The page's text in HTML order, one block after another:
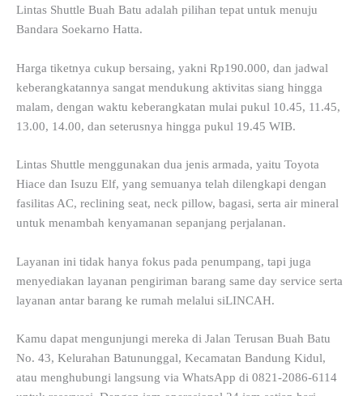
Lintas Shuttle Buah Batu adalah pilihan tepat untuk menuju
Bandara Soekarno Hatta.
Harga tiketnya cukup bersaing, yakni Rp190.000, dan jadwal
keberangkatannya sangat mendukung aktivitas siang hingga
malam, dengan waktu keberangkatan mulai pukul 10.45, 11.45,
13.00, 14.00, dan seterusnya hingga pukul 19.45 WIB.
Lintas Shuttle menggunakan dua jenis armada, yaitu Toyota
Hiace dan Isuzu Elf, yang semuanya telah dilengkapi dengan
fasilitas AC, reclining seat, neck pillow, bagasi, serta air mineral
untuk menambah kenyamanan sepanjang perjalanan.
Layanan ini tidak hanya fokus pada penumpang, tapi juga
menyediakan layanan pengiriman barang same day service serta
layanan antar barang ke rumah melalui siLINCAH.
Kamu dapat mengunjungi mereka di Jalan Terusan Buah Batu
No. 43, Kelurahan Batununggal, Kecamatan Bandung Kidul,
atau menghubungi langsung via WhatsApp di 0821-2086-6114